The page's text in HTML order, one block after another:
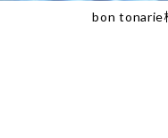
bon tonarie